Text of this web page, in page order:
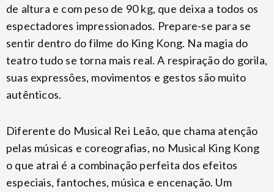
de altura e com peso de 90 kg, que deixa a todos os
espectadores impressionados. Prepare-se para se
sentir dentro do filme do King Kong. Na magia do
teatro tudo se torna mais real. A respiração do gorila,
suas expressões, movimentos e gestos são muito
autênticos.
Diferente do Musical Rei Leão, que chama atenção
pelas músicas e coreografias, no Musical King Kong
o que atrai é a combinação perfeita dos efeitos
especiais, fantoches, música e encenação. Um